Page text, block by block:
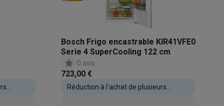
Bosch Frigo encastrable KIR41VFE0
Serie 4 SuperCooling 122 cm
0 avis
723,00 €
Réduction à l'achat de plusieurs